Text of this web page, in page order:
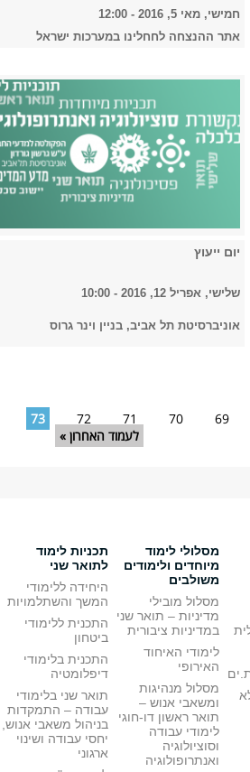
חמישי, מאי 5, 2016 - 12:00
אתר ההנצחה לחחלינו במערכות ישראל
יום ייעוץ
שלישי, אפריל 12, 2016 - 10:00
אוניברסיטת תל אביב, בניין וינר גרוס
69
70
71
72
73
לעמוד האחרון »
מסלולי לימוד
מיוחדים ולימודים
משולבים
מסלול מובילי
מדיניות – תואר שני
במדיניות ציבורית
לימודי האיחוד
האירופי
מסלול מנהיגות
ומשאבי אנוש –
תואר ראשון דו-חוגי
לימודי עבודה
וסוציולוגיה
ואנתרופולוגיה
תכניות לימוד
לתואר שני
היחידה ללימודי
המשך והשתלמויות
התכנית ללימודי
ביטחון
התכנית בלימודי
דיפלומטיה
תואר שני בלימודי
עבודה – התמקדות
בניהול משאבי אנוש,
יחסי עבודה ושינוי
ארגוני